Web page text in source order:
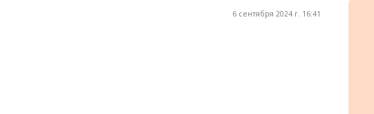
6 сентября 2024 г. 16:41